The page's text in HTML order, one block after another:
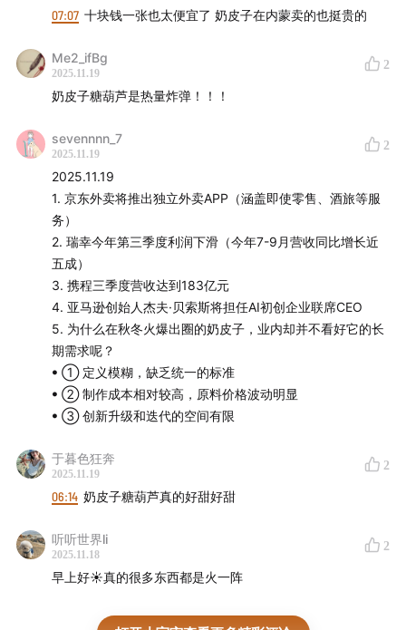
07:07 十块钱一张也太便宜了 奶皮子在内蒙卖的也挺贵的
Me2_ifBg
2025.11.19
2
奶皮子糖葫芦是热量炸弹！！！
sevennnn_7
2025.11.19
2
2025.11.19
1. 京东外卖将推出独立外卖APP（涵盖即使零售、酒旅等服
务）
2. 瑞幸今年第三季度利润下滑（今年7-9月营收同比增长近
五成）
3. 携程三季度营收达到183亿元
4. 亚马逊创始人杰夫·贝索斯将担任AI初创企业联席CEO
5. 为什么在秋冬火爆出圈的奶皮子，业内却并不看好它的长
期需求呢？
ꔷ ① 定义模糊，缺乏统一的标准
ꔷ ② 制作成本相对较高，原料价格波动明显
ꔷ ③ 创新升级和迭代的空间有限
于暮色狂奔
2025.11.19
2
06:14 奶皮子糖葫芦真的好甜好甜
听听世界li
2025.11.18
2
早上好☀️真的很多东西都是火一阵